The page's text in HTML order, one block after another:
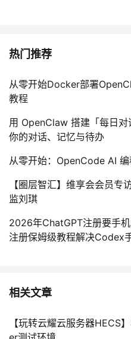
热门推荐
从零开始Docker部署
教程
用 OpenClaw 搭建「每日
你的对话、记忆与待办
从零开始：OpenCode AI
【圈层智汇】维享会会员专
监刘琪
2026年ChatGPT注册要手
注册保姆级教程解决Codex
相关文章
【玩转云耀云服务器HECS